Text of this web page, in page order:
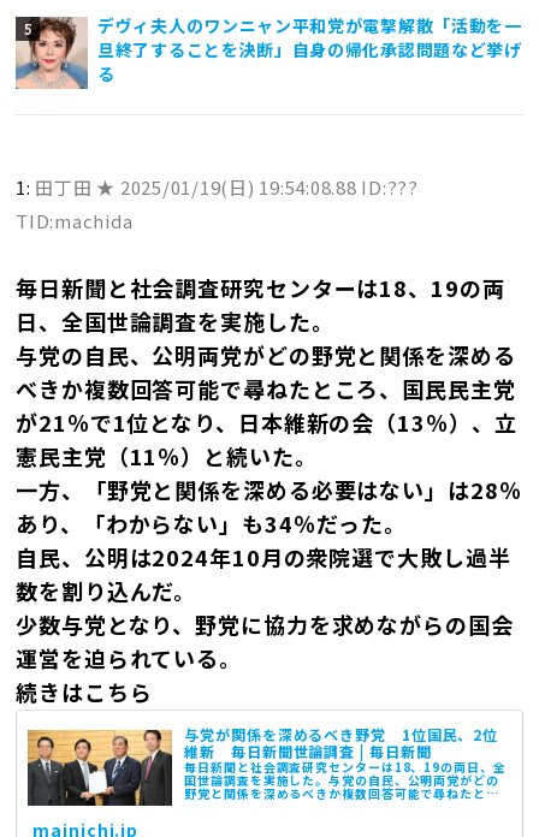
デヴィ夫人のワンニャン平和党が電撃解散「活動を一
旦終了することを決断」自身の帰化承認問題など挙げ
る
1: 田丁田 ★ 2025/01/19(日) 19:54:08.88 ID:???
TID:machida
毎日新聞と社会調査研究センターは18、19の両
日、全国世論調査を実施した。
与党の自民、公明両党がどの野党と関係を深める
べきか複数回答可能で尋ねたところ、国民民主党
が21％で1位となり、日本維新の会（13％）、立
憲民主党（11％）と続いた。
一方、「野党と関係を深める必要はない」は28％
あり、「わからない」も34％だった。
自民、公明は2024年10月の衆院選で大敗し過半
数を割り込んだ。
少数与党となり、野党に協力を求めながらの国会
運営を迫られている。
続きはこちら
与党が関係を深めるべき野党 1位国民、2位
維新 毎日新聞世論調査 | 毎日新聞
毎日新聞と社会調査研究センターは18、19の両日、全
国世論調査を実施した。与党の自民、公明両党がどの
野党と関係を深めるべきか複数回答可能で尋ねたとこ
ろ、国民民主党が21％で1位となり、日本維新の会
mainichi.jp